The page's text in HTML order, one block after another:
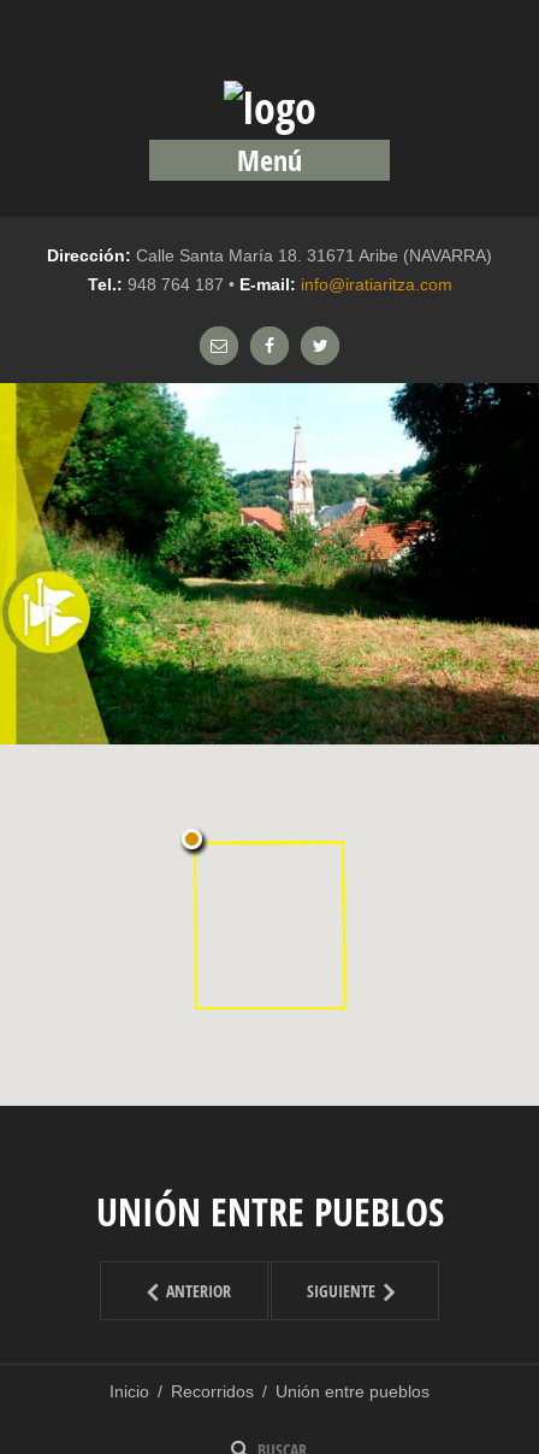
Menú
Dirección: Calle Santa María 18. 31671 Aribe (NAVARRA)
Tel.: 948 764 187 • E-mail: info@iratiaritza.com
UNIÓN ENTRE PUEBLOS
ANTERIOR SIGUIENTE
Inicio / Recorridos / Unión entre pueblos